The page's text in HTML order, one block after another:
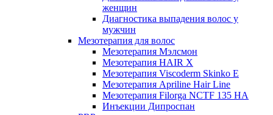
женщин
Диагностика выпадения волос у
мужчин
Мезотерапия для волос
Мезотерапия Мэлсмон
Мезотерапия HAIR X
Мезотерапия Viscoderm Skinko E
Мезотерапия Apriline Hair Line
Мезотерапия Filorga NCTF 135 HA
Инъекции Дипроспан